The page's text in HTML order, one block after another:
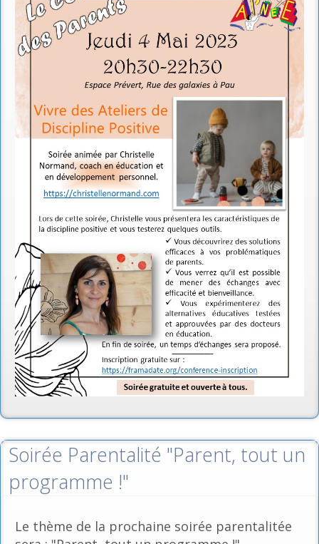
Soirée Parentalité "Parent, tout un
programme !"
Le thème de la prochaine soirée parentalitée